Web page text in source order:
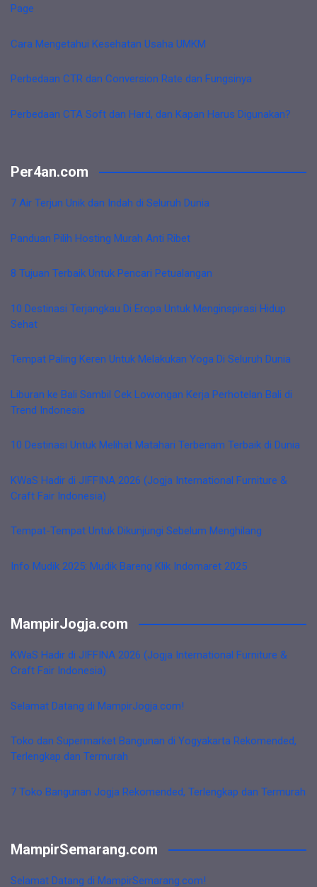
Page
Cara Mengetahui Kesehatan Usaha UMKM
Perbedaan CTR dan Conversion Rate dan Fungsinya
Perbedaan CTA Soft dan Hard, dan Kapan Harus Digunakan?
Per4an.com
7 Air Terjun Unik dan Indah di Seluruh Dunia
Panduan Pilih Hosting Murah Anti Ribet
8 Tujuan Terbaik Untuk Pencari Petualangan
10 Destinasi Terjangkau Di Eropa Untuk Menginspirasi Hidup
Sehat
Tempat Paling Keren Untuk Melakukan Yoga Di Seluruh Dunia
Liburan ke Bali Sambil Cek Lowongan Kerja Perhotelan Bali di
Trend Indonesia
10 Destinasi Untuk Melihat Matahari Terbenam Terbaik di Dunia
KWaS Hadir di JIFFINA 2026 (Jogja International Furniture &
Craft Fair Indonesia)
Tempat-Tempat Untuk Dikunjungi Sebelum Menghilang
Info Mudik 2025: Mudik Bareng Klik Indomaret 2025
MampirJogja.com
KWaS Hadir di JIFFINA 2026 (Jogja International Furniture &
Craft Fair Indonesia)
Selamat Datang di MampirJogja.com!
Toko dan Supermarket Bangunan di Yogyakarta Rekomended,
Terlengkap dan Termurah
7 Toko Bangunan Jogja Rekomended, Terlengkap dan Termurah
MampirSemarang.com
Selamat Datang di MampirSemarang.com!